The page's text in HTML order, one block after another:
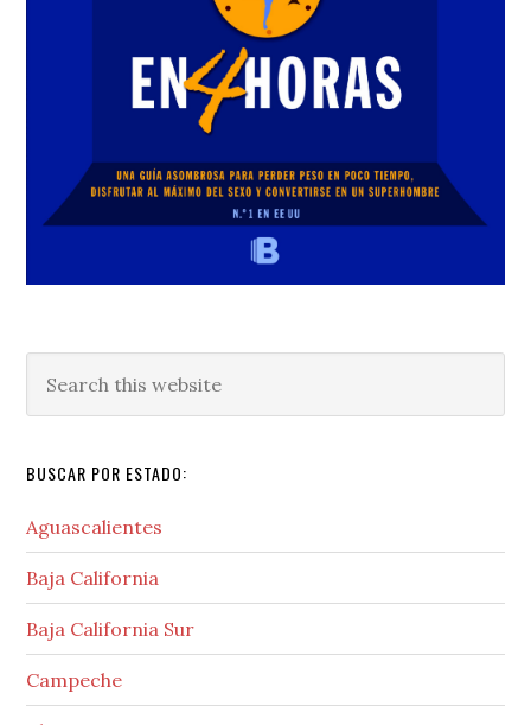
this
BUSCAR POR ESTADO:
Aguascalientes
Baja California
Baja California Sur
Campeche